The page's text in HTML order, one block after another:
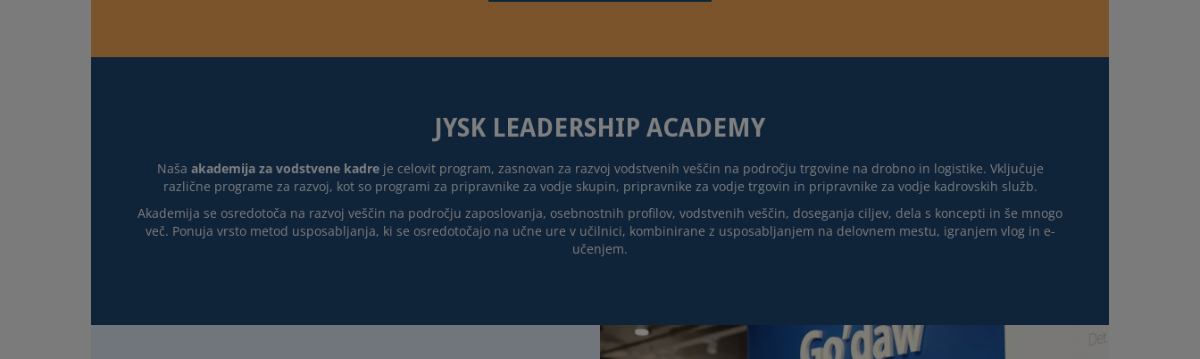
JYSK LEADERSHIP ACADEMY
Naša akademija za vodstvene kadreje celovit program, zasnovan za razvoj vodstvenih veščin na področju trgovine na drobno in logistike. Vključuje
različne programe za razvoj, kot so programi za pripravnike za vodje skupin, pripravnike za vodje trgovin in pripravnike za vodje kadrovskih služb.
Akademija se osredotoča na razvoj veščin na področju zaposlovanja, osebnostnih profilov, vodstvenih veščin, doseganja ciljev, dela s koncepti in še mnogo
več. Ponuja vrsto metod usposabljanja, ki se osredotočajo na učne ure v učilnici, kombinirane z usposabljanjem na delovnem mestu, igranjem vlog in e-
učenjem.